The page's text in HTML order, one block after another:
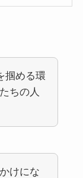
掴める環
ちの人
けにな